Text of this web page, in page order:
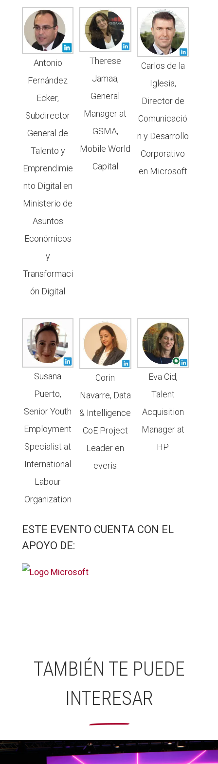
Antonio
Fernández
Ecker,
Subdirector
General de
Talento y
Emprendimie
nto Digital en
Ministerio de
Asuntos
Económicos
y
Transformaci
ón Digital
Therese
Jamaa,
General
Manager at
GSMA,
Mobile World
Capital
Carlos de la
Iglesia,
Director de
Comunicació
n y Desarrollo
Corporativo
en Microsoft
Susana
Puerto,
Senior Youth
Employment
Specialist at
International
Labour
Organization
Corin
Navarre, Data
& Intelligence
CoE Project
Leader en
everis
Eva Cid,
Talent
Acquisition
Manager at
HP
ESTE EVENTO CUENTA CON EL
APOYO DE:
TAMBIÉN TE PUEDE
INTERESAR